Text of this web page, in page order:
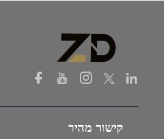
קישור מהיר